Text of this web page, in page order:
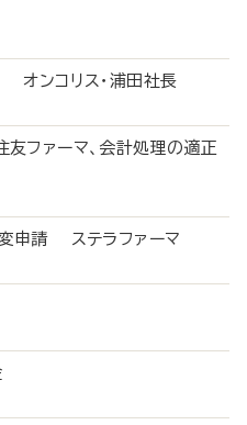
ンコリス・浦田社長
ファーマ、会計処理の適正
変申請 ステラファーマ